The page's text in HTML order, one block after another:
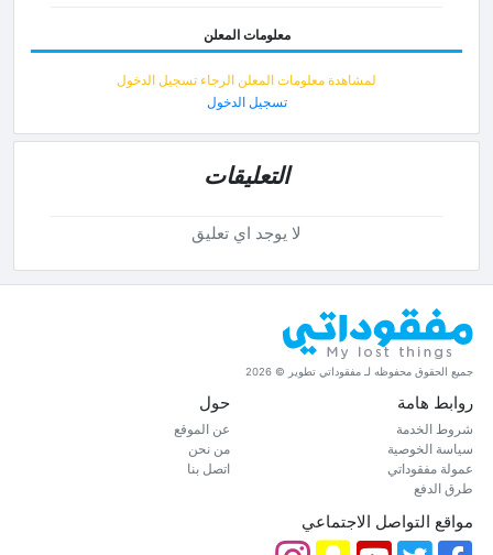
معلومات المعلن
لمشاهدة معلومات المعلن الرجاء تسجيل الدخول
تسجيل الدخول
التعليقات
لا يوجد اي تعليق
جميع الحقوق محفوظه لـ مفقوداتي تطوير © 2026
روابط هامة
شروط الخدمة
سياسة الخوصية
عمولة مفقوداتي
طرق الدفع
حول
عن الموقع
من نحن
اتصل بنا
مواقع التواصل الاجتماعي